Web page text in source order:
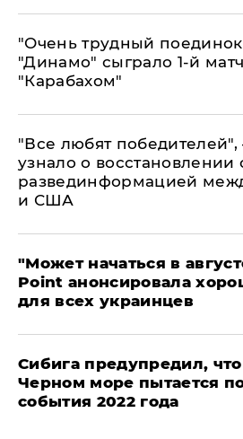
"Очень трудный
"Динамо" сыграло 1-й
"Карабахом"
​"Все любят победителей",
узнало о восстановлении
развединформацией
и США
"Может начаться в
Point анонсировала
для всех украинцев
Сибига предупредил,
Черном море пытается
события 2022 года